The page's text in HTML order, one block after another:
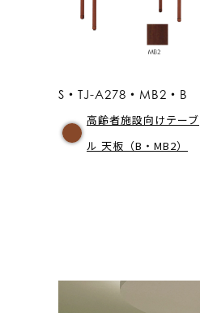
S・TJ-A278・MB2・B
高齢者施設向けテーブ
ル 天板（B・MB2）